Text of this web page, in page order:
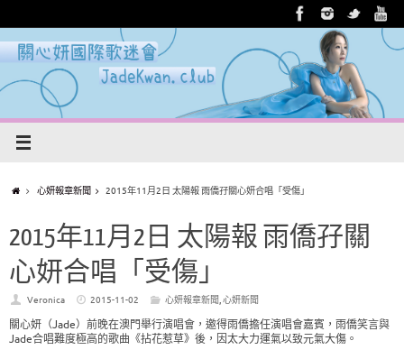
心妍報章新聞 2015年11月2日 太陽報 雨僑孖關心妍合唱「受傷」
2015年11月2日 太陽報 雨僑孖關
心妍合唱「受傷」
Veronica 2015-11-02 心妍報章新聞,心妍新聞
關心妍（Jade）前晚在澳門舉行演唱會，邀得雨僑擔任演唱會嘉賓，雨僑笑言與
Jade合唱難度極高的歌曲《拈花惹草》後，因太大力運氣以致元氣大傷。